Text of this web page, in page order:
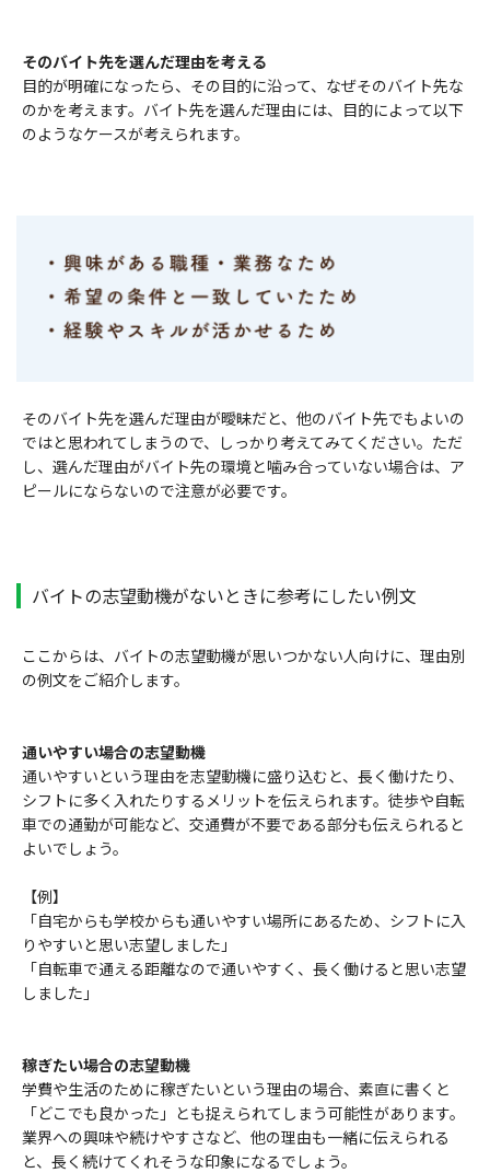
そのバイト先を選んだ理由を考える
目的が明確になったら、その目的に沿って、なぜそのバイト先な
のかを考えます。バイト先を選んだ理由には、目的によって以下
のようなケースが考えられます。
そのバイト先を選んだ理由が曖昧だと、他のバイト先でもよいの
ではと思われてしまうので、しっかり考えてみてください。ただ
し、選んだ理由がバイト先の環境と噛み合っていない場合は、ア
ピールにならないので注意が必要です。
バイトの志望動機がないときに参考にしたい例文
ここからは、バイトの志望動機が思いつかない人向けに、理由別
の例文をご紹介します。
通いやすい場合の志望動機
通いやすいという理由を志望動機に盛り込むと、長く働けたり、
シフトに多く入れたりするメリットを伝えられます。徒歩や自転
車での通勤が可能など、交通費が不要である部分も伝えられると
よいでしょう。
【例】
「自宅からも学校からも通いやすい場所にあるため、シフトに入
りやすいと思い志望しました」
「自転車で通える距離なので通いやすく、長く働けると思い志望
しました」
稼ぎたい場合の志望動機
学費や生活のために稼ぎたいという理由の場合、素直に書くと
「どこでも良かった」とも捉えられてしまう可能性があります。
業界への興味や続けやすさなど、他の理由も一緒に伝えられる
と、長く続けてくれそうな印象になるでしょう。